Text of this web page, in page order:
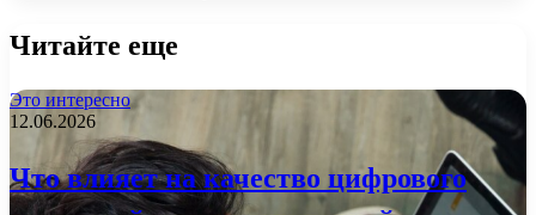
Читайте еще
Это интересно
12.06.2026
Что влияет на качество цифрового